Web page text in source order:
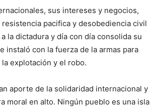
sus intereses y negocios,
pacifica y desobediencia civil
la dictadura y día con día consolida su
instaló con la fuerza de la armas para
explotación y el robo.
aporte de la solidaridad internacional y
moral en alto. Ningún pueblo es una isla